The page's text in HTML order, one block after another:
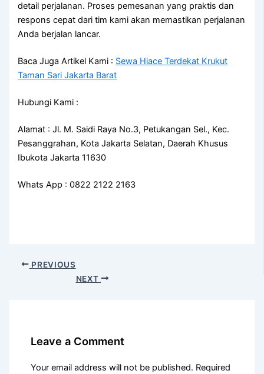
detail perjalanan. Proses pemesanan yang praktis dan
respons cepat dari tim kami akan memastikan perjalanan
Anda berjalan lancar.
Baca Juga Artikel Kami : Sewa Hiace Terdekat Krukut
Taman Sari Jakarta Barat
Hubungi Kami :
Alamat : Jl. M. Saidi Raya No.3, Petukangan Sel., Kec.
Pesanggrahan, Kota Jakarta Selatan, Daerah Khusus
Ibukota Jakarta 11630
Whats App : 0822 2122 2163
PREVIOUS
NEXT
Leave a Comment
Your email address will not be published. Required